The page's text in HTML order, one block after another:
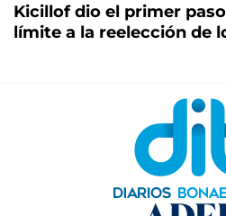
Kicillof dio el primer
límite a la reelección de